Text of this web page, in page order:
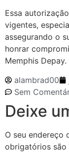
Essa
vigentes,
assegurando o
honrar
Memphis Depay.
alambrad00
Sem
Deixe
O seu endereço
obrigatórios são